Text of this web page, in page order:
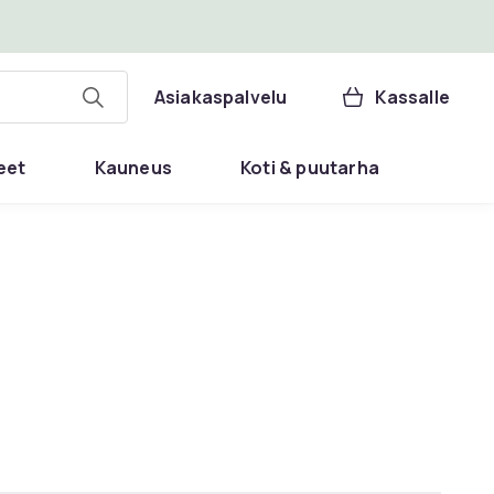
Asiakaspalvelu Kassalle
Kauneus Koti & puutarha